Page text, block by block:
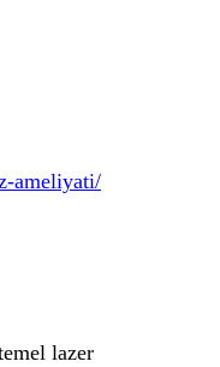
ameliyati/
lazer